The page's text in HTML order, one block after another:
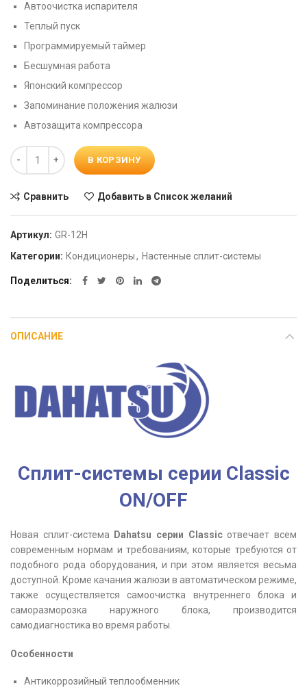
Автоочистка испарителя
Теплый пуск
Программируемый таймер
Бесшумная работа
Японский компрессор
Запоминание положения жалюзи
Автозащита компрессора
Количество
В КОРЗИНУ
Сравнить Добавить в Список желаний
Артикул: GR-12H
Категории: Кондиционеры, Настенные сплит-системы
Поделиться
ОПИСАНИЕ
Сплит-системы серии Classic
ON/OFF
Новая сплит-система Dahatsu серии Classicотвечает всем
современным нормам и требованиям, которые требуются от
подобного рода оборудования, и при этом является весьма
доступной. Кроме качания жалюзи в автоматическом режиме,
также осуществляется самоочистка внутреннего блока и
саморазморозка наружного блока, производится
самодиагностика во время работы.
Особенности
Антикоррозийный теплообменник